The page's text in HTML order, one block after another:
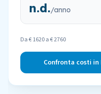
n.d./anno
Da € 1620 a € 2760
Confronta costi in